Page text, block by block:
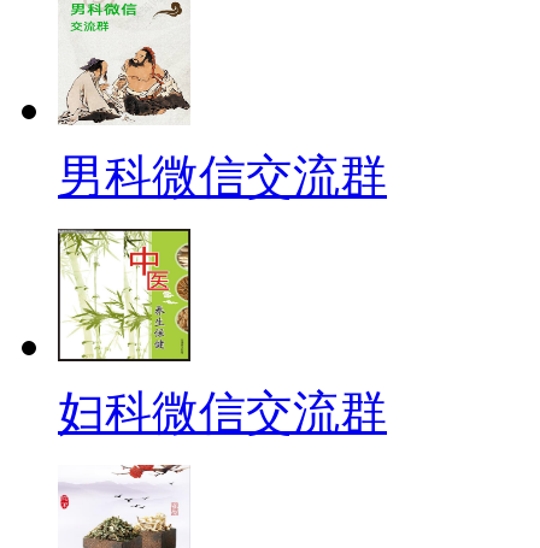
男科微信交流群
妇科微信交流群